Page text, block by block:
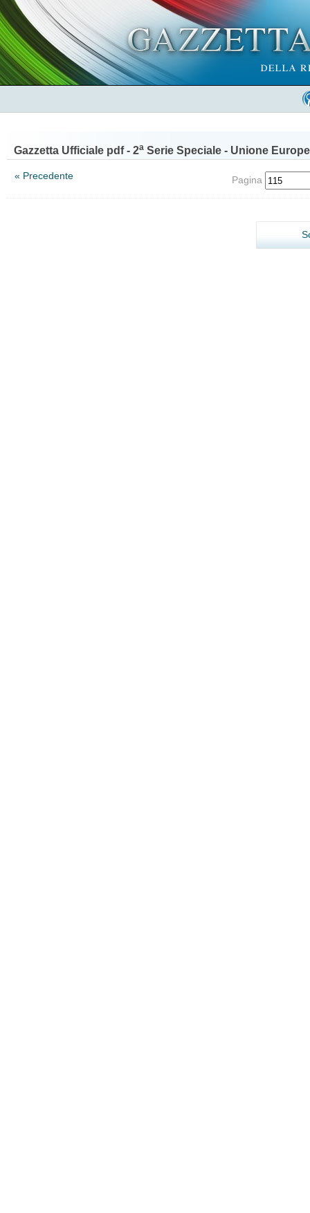
Gazzetta Ufficiale pdf - 2a Serie Speciale - Unione
« Precedente Pagina